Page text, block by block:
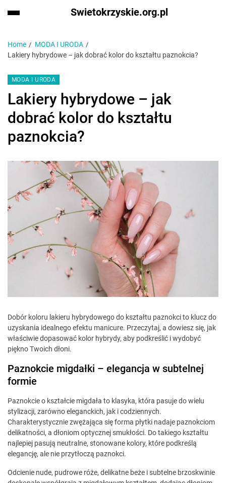
Swietokrzyskie.org.pl
Home
MODA I URODA
Lakiery hybrydowe – jak dobrać kolor do kształtu paznokcia?
MODA I URODA
Lakiery hybrydowe – jak
dobrać kolor do kształtu
paznokcia?
Dobór koloru lakieru hybrydowego do kształtu paznokci to klucz do
uzyskania idealnego efektu manicure. Przeczytaj, a dowiesz się, jak
właściwie dopasować kolor hybrydy, aby podkreślić i wydobyć
piękno Twoich dłoni.
Paznokcie migdałki – elegancja w subtelnej
formie
Paznokcie o kształcie migdała to klasyka, która pasuje do wielu
stylizacji, zarówno eleganckich, jak i codziennych.
Charakterystycznie zwężająca się forma płytki nadaje paznokciom
delikatności, a dłoniom optycznej smukłości. Do takiego kształtu
najlepiej pasują neutralne, stonowane kolory, które podkreślą
elegancję, ale nie przytłoczą paznokci.
Odcienie nude, pudrowe róże, delikatne beże i subtelne brzoskwinie